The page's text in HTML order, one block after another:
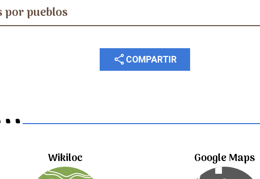
por pueblos
share COMPARTIR
Wikiloc Google Maps